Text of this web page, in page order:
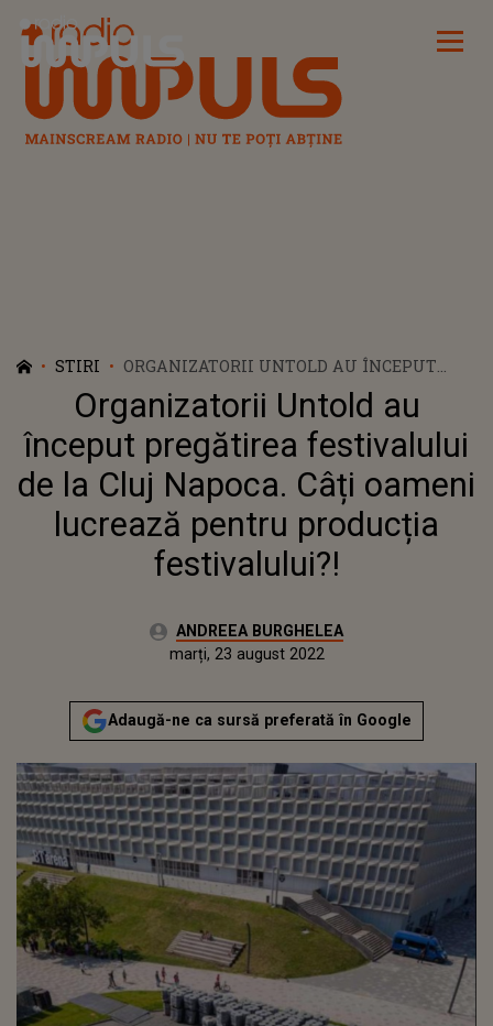
Radio Impuls
STIRI
ORGANIZATORII UNTOLD AU ÎNCEPUT
PREGĂTIREA FESTIVALULUI DE LA CLUJ
NAPOCA. CÂȚI OAMENI LUCREAZĂ
PENTRU PRODUCȚIA FESTIVALULUI?!
Organizatorii Untold au
început pregătirea festivalului
de la Cluj Napoca. Câți oameni
lucrează pentru producția
festivalului?!
Autor:ANDREEA BURGHELEA
Actualizat:
marți, 23 august 2022
Adaugă-ne ca sursă preferată în Google